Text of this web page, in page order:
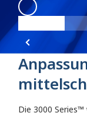
3000: 3000 Angle
Die 3000